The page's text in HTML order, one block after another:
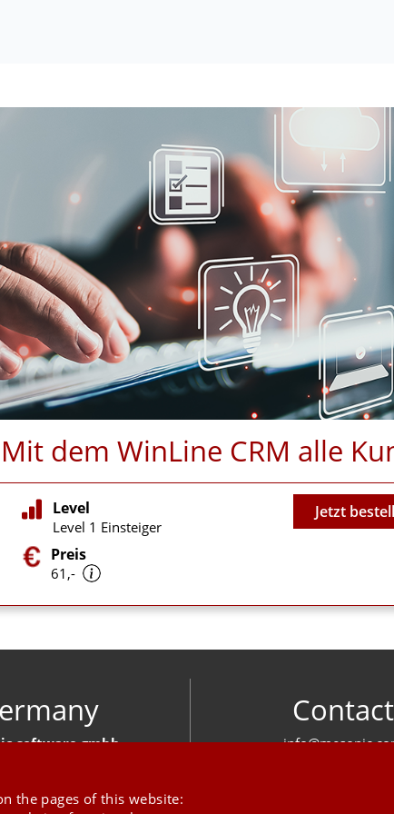
dem WinLine CRM alle
Level
Level 1 Einsteiger
Preis
61,-
Video
Jetzt
software gmbh
Contact
the pages of this website: